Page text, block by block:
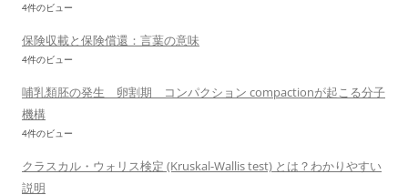
4件のビュー
保険収載と保険償還：言葉の意味
4件のビュー
哺乳類胚の発生 卵割期 コンパクション compactionが起こる分子
機構
4件のビュー
クラスカル・ウォリス検定 (Kruskal-Wallis test) とは？わかりやすい
説明